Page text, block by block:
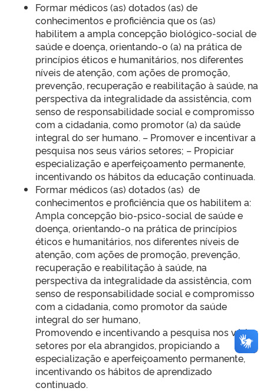
Formar médicos (as) dotados (as) de
conhecimentos e proficiência que os (as)
habilitem a ampla concepção biológico-social de
saúde e doença, orientando-o (a) na prática de
princípios éticos e humanitários, nos diferentes
níveis de atenção, com ações de promoção,
prevenção, recuperação e reabilitação à saúde, na
perspectiva da integralidade da assistência, com
senso de responsabilidade social e compromisso
com a cidadania, como promotor (a) da saúde
integral do ser humano. – Promover e incentivar a
pesquisa nos seus vários setores; – Propiciar
especialização e aperfeiçoamento permanente,
incentivando os hábitos da educação continuada.
Formar médicos (as) dotados (as) de
conhecimentos e proficiência que os habilitem a:
Ampla concepção bio-psico-social de saúde e
doença, orientando-o na prática de princípios
éticos e humanitários, nos diferentes níveis de
atenção, com ações de promoção, prevenção,
recuperação e reabilitação à saúde, na
perspectiva da integralidade da assistência, com
senso de responsabilidade social e compromisso
com a cidadania, como promotor da saúde
integral do ser humano,
Promovendo e incentivando a pesquisa nos vários
setores por ela abrangidos, propiciando a
especialização e aperfeiçoamento permanente,
incentivando os hábitos de aprendizado
continuado.